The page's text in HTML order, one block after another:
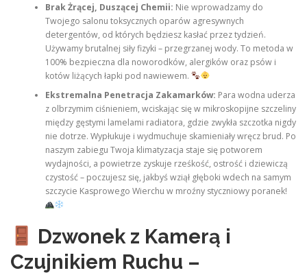
Brak Żrącej, Duszącej Chemii: Nie wprowadzamy do
Twojego salonu toksycznych oparów agresywnych
detergentów, od których będziesz kasłać przez tydzień.
Używamy brutalnej siły fizyki – przegrzanej wody. To metoda w
100% bezpieczna dla noworodków, alergików oraz psów i
kotów liżących łapki pod nawiewem.
Ekstremalna Penetracja Zakamarków: Para wodna uderza
z olbrzymim ciśnieniem, wciskając się w mikroskopijne szczeliny
między gęstymi lamelami radiatora, gdzie zwykła szczotka nigdy
nie dotrze. Wypłukuje i wydmuchuje skamieniały wręcz brud. Po
naszym zabiegu Twoja klimatyzacja staje się potworem
wydajności, a powietrze zyskuje rześkość, ostrość i dziewiczą
czystość – poczujesz się, jakbyś wziął głęboki wdech na samym
szczycie Kasprowego Wierchu w mroźny styczniowy poranek!
Dzwonek z Kamerą i
Czujnikiem Ruchu –